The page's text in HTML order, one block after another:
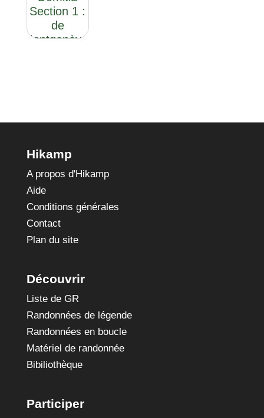
Section 1 :
de
Montgenèvre
Hikamp
A propos d'Hikamp
Aide
Conditions générales
Contact
Plan du site
Découvrir
Liste de GR
Randonnées de légende
Randonnées en boucle
Matériel de randonnée
Bibiliothèque
Participer